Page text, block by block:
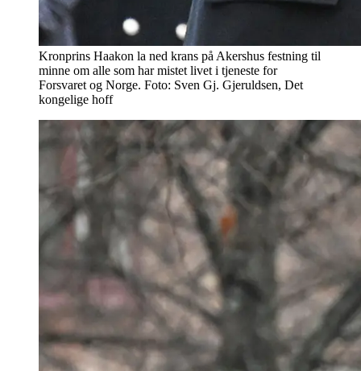
Kronprins Haakon la ned krans på Akershus festning til
minne om alle som har mistet livet i tjeneste for
Forsvaret og Norge. Foto: Sven Gj. Gjeruldsen, Det
kongelige hoff